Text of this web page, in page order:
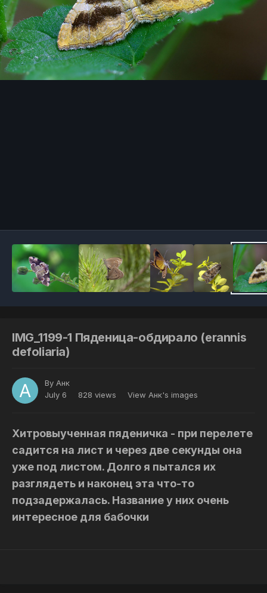
IMG_1199-1 Пяденица-обдирало (erannis
defoliaria)
By Анк
July 6
828 views View Анк's images
Хитровыученная пяденичка - при перелете
садится на лист и через две секунды она
уже под листом. Долго я пытался их
разглядеть и наконец эта что-то
подзадержалась. Название у них очень
интересное для бабочки